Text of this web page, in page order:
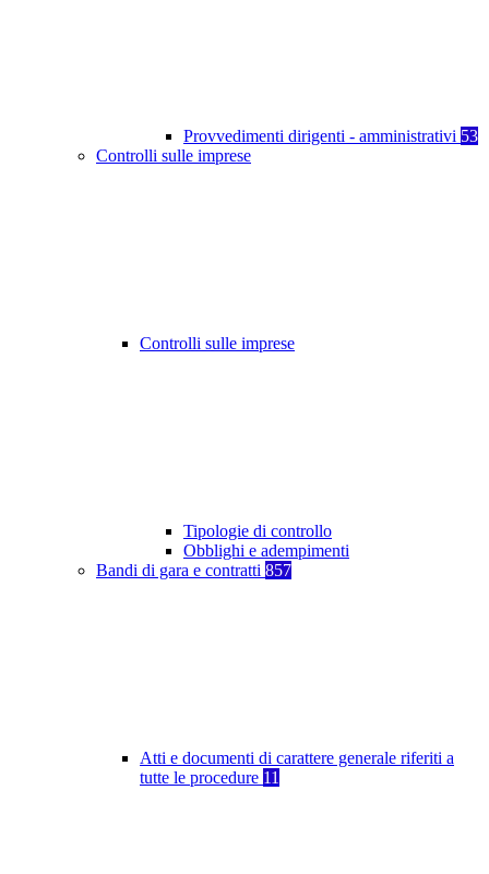
Provvedimenti dirigenti - amministrativi 53
Controlli sulle imprese
Controlli sulle imprese
Tipologie di controllo
Obblighi e adempimenti
Bandi di gara e contratti 857
Atti e documenti di carattere generale riferiti a
tutte le procedure 11